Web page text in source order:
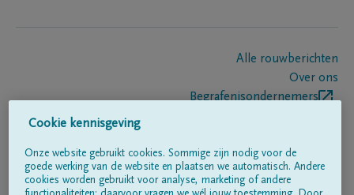
Alle rouwberichten
Over ons
Begrafenisondernemers
Volg ons op
Cookie kennisgeving
Onze website gebruikt cookies. Sommige zijn nodig voor de
goede werking van de website en plaatsen we automatisch. Andere
cookies worden gebruikt voor analyse, marketing of andere